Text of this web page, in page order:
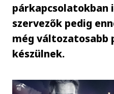
párkapcsolatokban
szervezők pedig
még változatosabb
készülnek.